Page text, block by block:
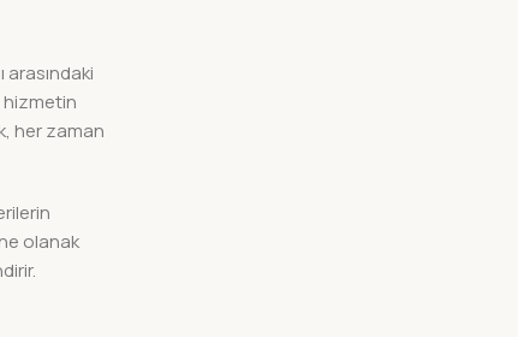
hizmetin
her zaman
olanak